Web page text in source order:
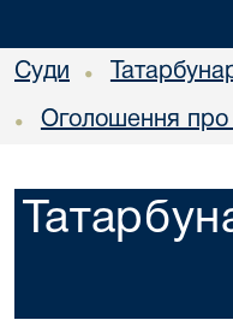
Суди •
• Оголошення про